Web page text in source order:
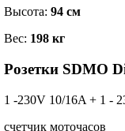
Высота: 94 см
Вес: 198 кг
Розетки SDMO
1 -230V 10/16A + 1 -
счетчик моточасов